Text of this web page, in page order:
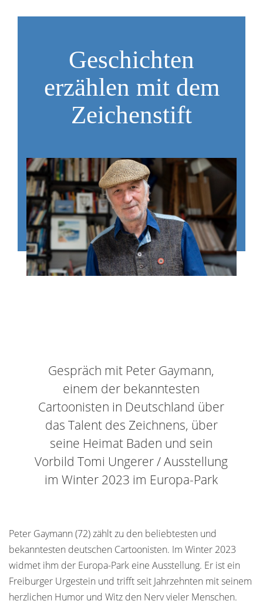
Geschichten
erzählen mit dem
Zeichenstift
Gespräch mit Peter Gaymann,
einem der bekanntesten
Cartoonisten in Deutschland über
das Talent des Zeichnens, über
seine Heimat Baden und sein
Vorbild Tomi Ungerer / Ausstellung
im Winter 2023 im Europa-Park
Peter Gaymann (72) zählt zu den beliebtesten und
bekanntesten deutschen Cartoonisten. Im Winter 2023
widmet ihm der Europa-Park eine Ausstellung. Er ist ein
Freiburger Urgestein und trifft seit Jahrzehnten mit seinem
herzlichen Humor und Witz den Nerv vieler Menschen.